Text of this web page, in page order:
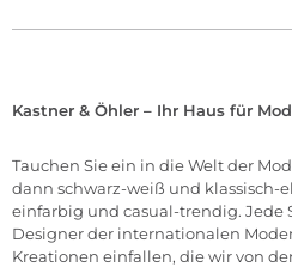
Kastner & Öhler – Ihr Haus für
Tauchen Sie ein in die Welt der
dann schwarz-weiß und klassisch-
einfarbig und casual-trendig. Jede
Designer der internationalen
Kreationen einfallen, die wir von